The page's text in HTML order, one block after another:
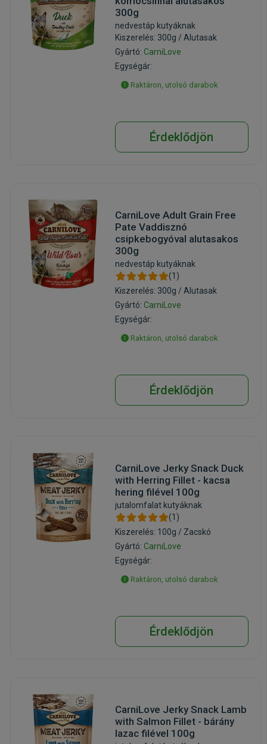
300g
nedvestáp kutyáknak
Kiszerelés: 300g / Alutasak
Gyártó: CarniLove
Egységár:
Raktáron, utolsó darabok
Érdeklődjön
CarniLove Adult Grain Free
Pate Vaddisznó
csipkebogyóval alutasakos
300g
nedvestáp kutyáknak
(1)
Kiszerelés: 300g / Alutasak
Gyártó: CarniLove
Egységár:
Raktáron, utolsó darabok
Érdeklődjön
CarniLove Jerky Snack Duck
with Herring Fillet - kacsa
hering filével 100g
jutalomfalat kutyáknak
(1)
Kiszerelés: 100g / Zacskó
Gyártó: CarniLove
Egységár:
Raktáron, utolsó darabok
Érdeklődjön
CarniLove Jerky Snack Lamb
with Salmon Fillet - bárány
lazac filével 100g